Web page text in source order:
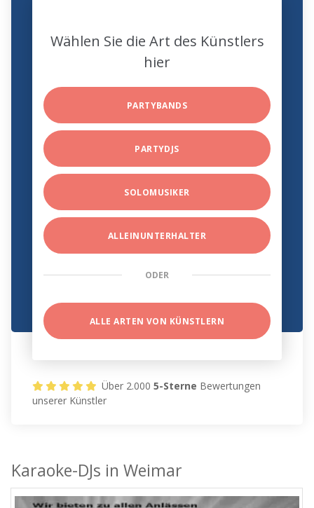
Wählen Sie die Art des Künstlers
hier
PARTYBANDS
PARTYDJS
SOLOMUSIKER
ALLEINUNTERHALTER
ODER
ALLE ARTEN VON KÜNSTLERN
Über 2.0005-Sterne Bewertungen
unserer Künstler
Karaoke-DJs in Weimar